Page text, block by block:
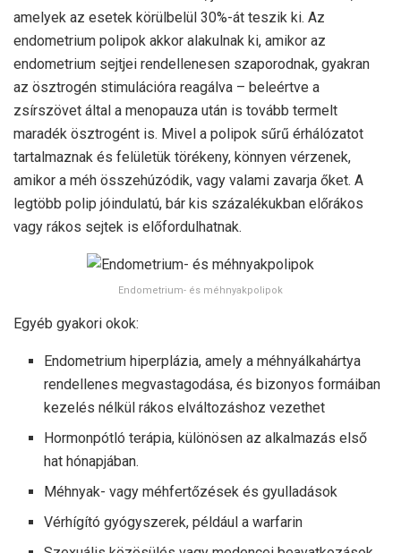
amelyek az esetek körülbelül 30%-át teszik ki. Az
endometrium polipok akkor alakulnak ki, amikor az
endometrium sejtjei rendellenesen szaporodnak, gyakran
az ösztrogén stimulációra reagálva – beleértve a
zsírszövet által a menopauza után is tovább termelt
maradék ösztrogént is. Mivel a polipok sűrű érhálózatot
tartalmaznak és felületük törékeny, könnyen vérzenek,
amikor a méh összehúzódik, vagy valami zavarja őket. A
legtöbb polip jóindulatú, bár kis százalékukban előrákos
vagy rákos sejtek is előfordulhatnak.
Endometrium- és méhnyakpolipok
Egyéb gyakori okok:
Endometrium hiperplázia, amely a méhnyálkahártya
rendellenes megvastagodása, és bizonyos formáiban
kezelés nélkül rákos elváltozáshoz vezethet
Hormonpótló terápia, különösen az alkalmazás első
hat hónapjában.
Méhnyak- vagy méhfertőzések és gyulladások
Vérhígító gyógyszerek, például a warfarin